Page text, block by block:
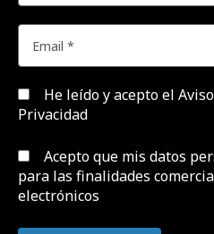
He leído y acepto el
Privacidad
Acepto que mis datos
para las finalidades
electrónicos